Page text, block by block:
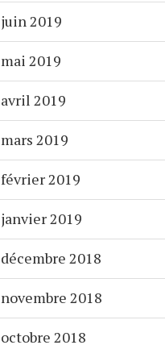
juin 2019
mai 2019
avril 2019
mars 2019
février 2019
janvier 2019
décembre 2018
novembre 2018
octobre 2018